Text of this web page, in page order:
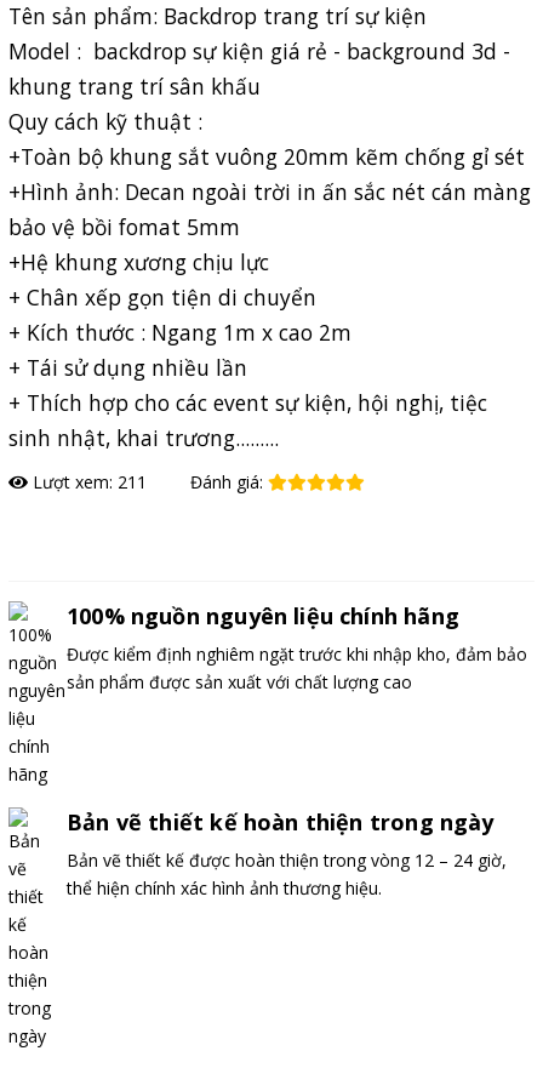
Tên sản phẩm: Backdrop trang trí sự kiện
Model : backdrop sự kiện giá rẻ - background 3d -
khung trang trí sân khấu
Quy cách kỹ thuật :
+Toàn bộ khung sắt vuông 20mm kẽm chống gỉ sét
+Hình ảnh: Decan ngoài trời in ấn sắc nét cán màng
bảo vệ bồi fomat 5mm
+Hệ khung xương chịu lực
+ Chân xếp gọn tiện di chuyển
+ Kích thước : Ngang 1m x cao 2m
+ Tái sử dụng nhiều lần
+ Thích hợp cho các event sự kiện, hội nghị, tiệc
sinh nhật, khai trương.........
Lượt xem: 211 Đánh giá:
100% nguồn nguyên liệu chính hãng
Được kiểm định nghiêm ngặt trước khi nhập kho, đảm bảo
sản phẩm được sản xuất với chất lượng cao
Bản vẽ thiết kế hoàn thiện trong ngày
Bản vẽ thiết kế được hoàn thiện trong vòng 12 – 24 giờ,
thể hiện chính xác hình ảnh thương hiệu.